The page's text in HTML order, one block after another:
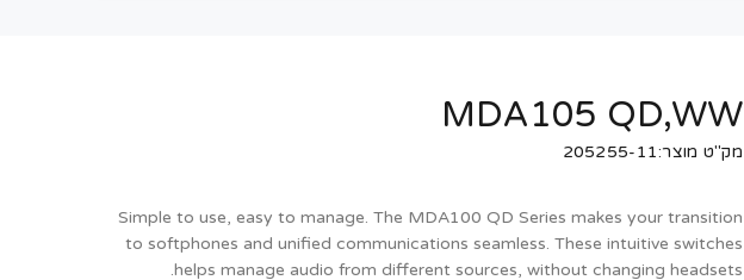
MDA105 QD,WW
מק"ט מוצר:205255-11
Simple to use, easy to manage. The MDA100 QD Series makes your transition
to softphones and unified communications seamless. These intuitive switches
helps manage audio from different sources, without changing headsets.